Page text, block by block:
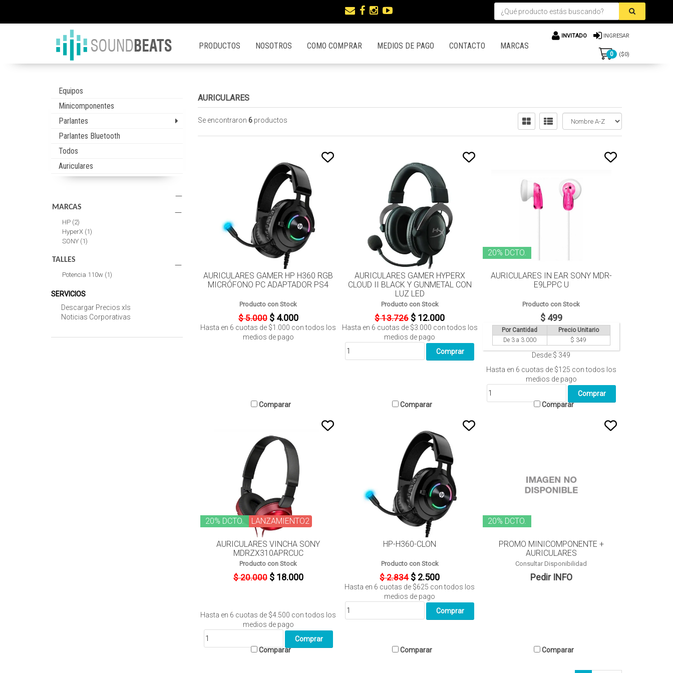
INVITADO INGRESAR
0 ($0)
PRODUCTOS NOSOTROS COMO COMPRAR MEDIOS DE PAGO CONTACTO MARCAS
Equipos
Minicomponentes
Parlantes
Parlantes Bluetooth
Todos
Auriculares
MARCAS
HP (2)
HyperX (1)
SONY (1)
TALLES
Potencia 110w (1)
SERVICIOS
Descargar Precios xls
Noticias Corporativas
AURICULARES
Se encontraron 6 productos
AURICULARES GAMER HP H360 RGB
MICRÓFONO PC ADAPTADOR PS4
Producto con Stock
$ 5.000 $ 4.000
Hasta en 6 cuotas de $1.000 con todos los
medios de pago
Comparar
AURICULARES GAMER HYPERX
CLOUD II BLACK Y GUNMETAL CON
LUZ LED
Producto con Stock
$ 13.726 $ 12.000
Hasta en 6 cuotas de $3.000 con todos los
medios de pago
Comparar
20% DCTO.
AURICULARES IN EAR SONY MDR-
E9LPPC U
Producto con Stock
$ 499
Por Cantidad
Precio Unitario
De 3 a 3.000
$ 349
Desde:$ 349
Hasta en 6 cuotas de $125 con todos los
medios de pago
Comparar
20% DCTO. LANZAMIENTO2
AURICULARES VINCHA SONY
MDRZX310APRCUC
Producto con Stock
$ 20.000 $ 18.000
Hasta en 6 cuotas de $4.500 con todos los
medios de pago
Comparar
HP-H360-CLON
Producto con Stock
$ 2.834 $ 2.500
Hasta en 6 cuotas de $625 con todos los
medios de pago
Comparar
20% DCTO.
PROMO MINICOMPONENTE +
AURICULARES
Consultar Disponibilidad
Pedir INFO
Comparar